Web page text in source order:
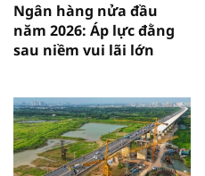
Ngân hàng nửa đầu
năm 2026: Áp lực đằng
sau niềm vui lãi lớn